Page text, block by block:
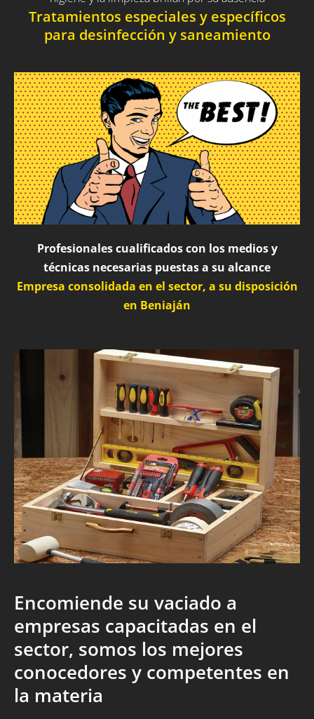
Tratamientos especiales y específicos
para desinfección y saneamiento
Profesionales cualificados con los medios y
técnicas necesarias puestas a su alcance
Empresa consolidada en el sector, a su disposición
en Beniaján
Encomiende su vaciado a
empresas capacitadas en el
sector, somos los mejores
conocedores y competentes en
la materia